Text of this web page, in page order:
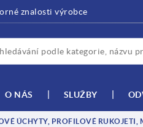
znalosti výrobce
O NÁS SLUŽBY
ÚCHYTY, PROFILOVÉ RUKOJETI,